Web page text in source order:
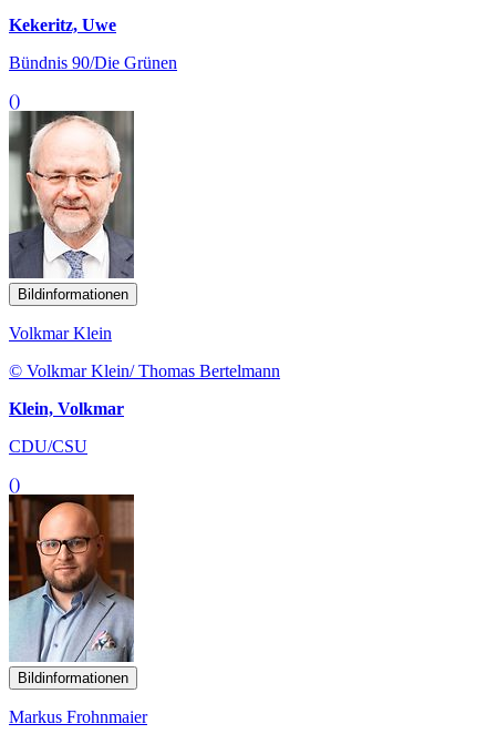
Kekeritz, Uwe
Bündnis 90/Die Grünen
()
Bildinformationen
Volkmar Klein
© Volkmar Klein/ Thomas Bertelmann
Klein, Volkmar
CDU/CSU
()
Bildinformationen
Markus Frohnmaier